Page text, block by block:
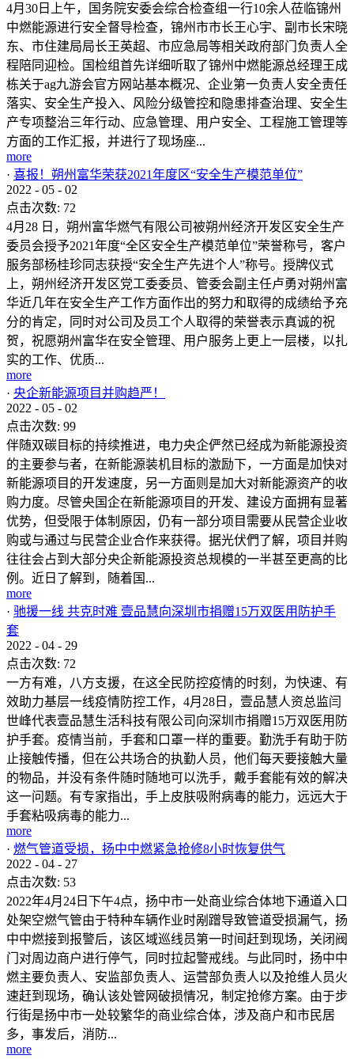
4月30日上午，国务院安委会综合检查组一行10余人莅临锦州
中燃能源进行安全督导检查，锦州市市长王心宇、副市长宋晓
东、市住建局局长王英超、市应急局等相关政府部门负责人全
程陪同迎检。国检组首先详细听取了锦州中燃能源总经理王成
栋关于ag九游会官方网站基本概况、企业第一负责人安全责任
落实、安全生产投入、风险分级管控和隐患排查治理、安全生
产专项整治三年行动、应急管理、用户安全、工程施工管理等
方面的工作汇报，并进行了现场座...
more
· 喜报！朔州富华荣获2021年度区“安全生产模范单位”
2022 - 05 - 02
点击次数: 72
4月28 日，朔州富华燃气有限公司被朔州经济开发区安全生产
委员会授予2021年度“全区安全生产模范单位”荣誉称号，客户
服务部杨桂珍同志获授“安全生产先进个人”称号。授牌仪式
上，朔州经济开发区党工委委员、管委会副主任卢勇对朔州富
华近几年在安全生产工作方面作出的努力和取得的成绩给予充
分的肯定，同时对公司及员工个人取得的荣誉表示真诚的祝
贺，祝愿朔州富华在安全管理、用户服务上更上一层楼，以扎
实的工作、优质...
more
· 央企新能源项目并购趋严！
2022 - 05 - 02
点击次数: 99
伴随双碳目标的持续推进，电力央企俨然已经成为新能源投资
的主要参与者，在新能源装机目标的激励下，一方面是加快对
新能源项目的开发速度，另一方面则是加大对新能源资产的收
购力度。尽管央国企在新能源项目的开发、建设方面拥有显著
优势，但受限于体制原因，仍有一部分项目需要从民营企业收
购或与通过与民营企业合作来获得。据光伏們了解，项目并购
往往会占到大部分央企新能源投资总规模的一半甚至更高的比
例。近日了解到，随着国...
more
· 驰援一线 共克时难 壹品慧向深圳市捐赠15万双医用防护手
套
2022 - 04 - 29
点击次数: 72
一方有难，八方支援，在这全民防控疫情的时刻，为快速、有
效助力基层一线疫情防控工作，4月28日，壹品慧人资总监闫
世峰代表壹品慧生活科技有限公司向深圳市捐赠15万双医用防
护手套。疫情当前，手套和口罩一样的重要。勤洗手有助于防
止接触传播，但在公共场合的执勤人员，他们每天要接触大量
的物品，并没有条件随时随地可以洗手，戴手套能有效的解决
这一问题。有专家指出，手上皮肤吸附病毒的能力，远远大于
手套粘吸病毒的能力...
more
· 燃气管道受损，扬中中燃紧急抢修8小时恢复供气
2022 - 04 - 27
点击次数: 53
2022年4月24日下午4点，扬中市一处商业综合体地下通道入口
处架空燃气管由于特种车辆作业时剐蹭导致管道受损漏气，扬
中中燃接到报警后，该区域巡线员第一时间赶到现场，关闭阀
门对周边商户进行停气，同时拉起警戒线。与此同时，扬中中
燃主要负责人、安监部负责人、运营部负责人以及抢维人员火
速赶到现场，确认该处管网破损情况，制定抢修方案。由于步
行街是扬中市一处较繁华的商业综合体，涉及商户和市民居
多，事发后，消防...
more